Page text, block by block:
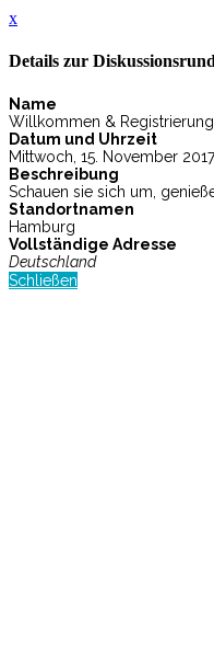
x
Details zur
Name
Willkommen & Registrierung
Datum und Uhrzeit
Mittwoch, 15. November
Beschreibung
Schauen sie sich um,
Standortnamen
Hamburg
Vollständige Adresse
Deutschland
Schließen